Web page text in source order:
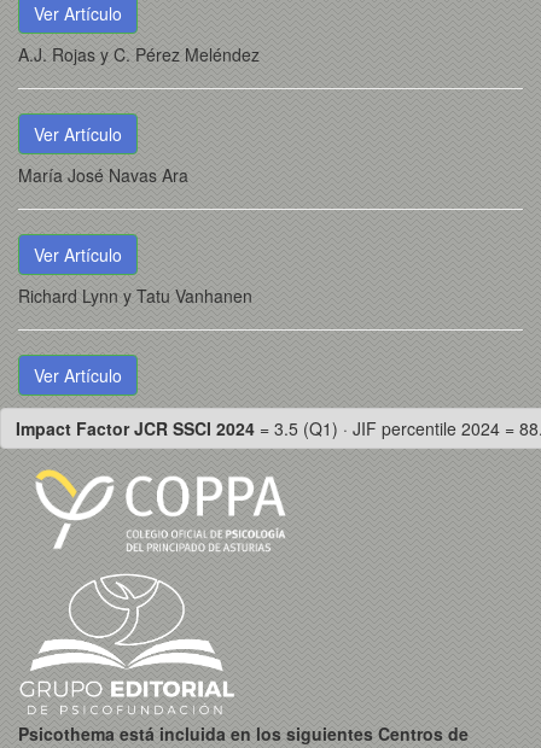
Ver Artículo
A.J. Rojas y C. Pérez Meléndez
Ver Artículo
María José Navas Ara
Ver Artículo
Richard Lynn y Tatu Vanhanen
Ver Artículo
Impact Factor JCR SSCI 2024 = 3.5 (Q1) · JIF percentile 2024 =
Psicothema está incluida en los siguientes Centros de